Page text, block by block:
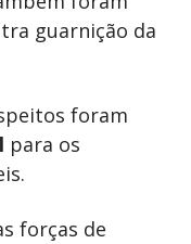
guarnição da
foram
para os
forças de